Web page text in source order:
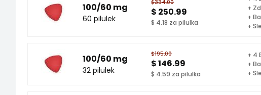
100/60 mg
60 pilulek
$334.00
$ 250.99
$ 4.18 za pilulka
+
+
+
100/60 mg
32 pilulek
$195.00
$ 146.99
$ 4.59 za pilulka
+ 4
+
+